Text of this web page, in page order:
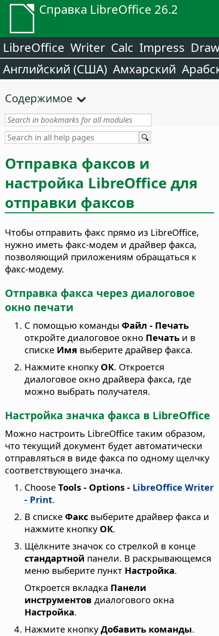
Справка LibreOffice 26.2
LibreOffice Writer Calc Impress
Английский (США) Амхарский
Содержимое
Отправка факсов и
настройка LibreOffice для
отправки факсов
Чтобы отправить факс прямо из LibreOffice,
нужно иметь факс-модем и драйвер факса,
позволяющий приложениям обращаться к
факс-модему.
Отправка факса через диалоговое
окно печати
С помощью команды Файл - Печать
откройте диалоговое окно Печать и в
списке Имя выберите драйвер факса.
Нажмите кнопку ОК. Откроется
диалоговое окно драйвера факса, где
можно выбрать получателя.
Настройка значка факса в LibreOffice
Можно настроить LibreOffice таким образом,
что текущий документ будет автоматически
отправляться в виде факса по одному щелчку
соответствующего значка.
Choose Tools - Options - LibreOffice Writer
- Print.
В списке Факс выберите драйвер факса и
нажмите кнопку ОК.
Щёлкните значок со стрелкой в конце
стандартной панели. В раскрывающемся
меню выберите пункт Настройка.
Откроется вкладка Панели
инструментов диалогового окна
Настройка.
Нажмите кнопкуДобавить команды.